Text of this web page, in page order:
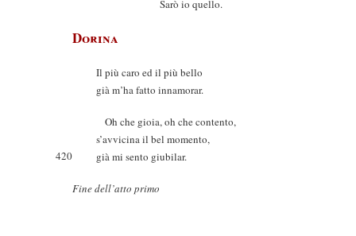
Sarò io quello.
Dorina
Il più caro ed il più bello
già m’ha fatto innamorar.
Oh che gioia, oh che contento,
s’avvicina il bel momento,
420
già mi sento giubilar.
Fine dell’atto primo